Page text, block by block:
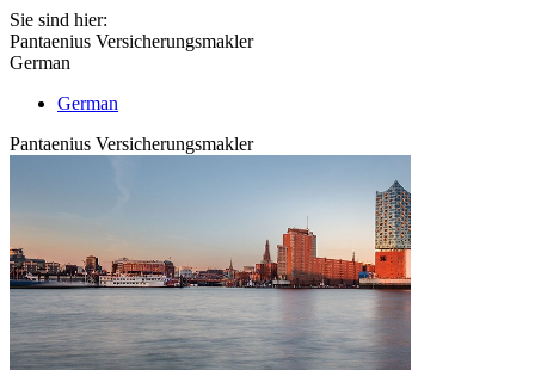
Sie sind hier:
Pantaenius Versicherungsmakler
German
German
Pantaenius Versicherungsmakler